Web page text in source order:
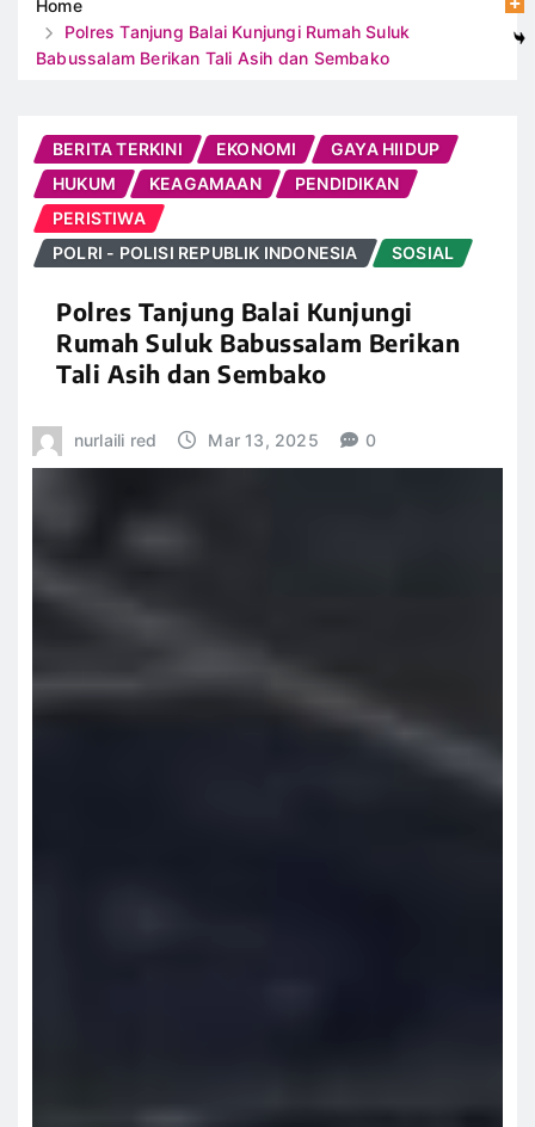
Home
Polres Tanjung Balai Kunjungi Rumah Suluk
Babussalam Berikan Tali Asih dan Sembako
BERITA TERKINI EKONOMI
GAYA HIIDUP
HUKUM
KEAGAMAAN
PENDIDIKAN
PERISTIWA
POLRI - POLISI REPUBLIK INDONESIA
SOSIAL
Polres Tanjung Balai Kunjungi
Rumah Suluk Babussalam Berikan
Tali Asih dan Sembako
nurlaili red Mar 13, 2025 0